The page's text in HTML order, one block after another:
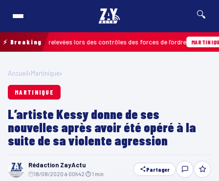
🔍
⚡ Breakingrelevées lors des contrôles des forces de l’ordre MARTINIQUE
Accueil›Martinique›
MARTINIQUE
L’artiste Kessy donne de ses
nouvelles après avoir été opéré à la
suite de sa violente agression
Rédaction ZayActu
18/08/2020 à 00h42 ⏱ 1 min
Partager